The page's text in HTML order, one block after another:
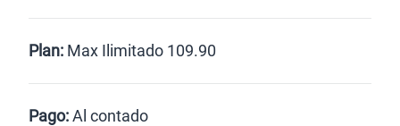
Renovación Celular liberado
Postpago
Plan: Max Ilimitado 109.90
Pago:Al contado